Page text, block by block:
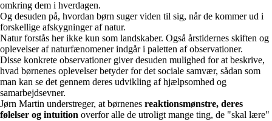
omkring dem i hverdagen.
Og desuden på, hvordan børn suger viden til sig, når de kommer ud i
forskellige afskygninger af natur.
Natur forstås her ikke kun som landskaber. Også årstidernes skiften og
oplevelser af naturfænomener indgår i paletten af observationer.
Disse konkrete observationer giver desuden mulighed for at beskrive,
hvad børnenes oplevelser betyder for det sociale samvær, sådan som
man kan se det gennem deres udvikling af hjælpsomhed og
samarbejdsevner.
Jørn Martin understreger, at børnenes reaktionsmønstre, deres
følelser og intuition overfor alle de utroligt mange ting, de "skal lære"